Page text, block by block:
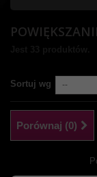
Sortuj wg --
Porównaj (0)